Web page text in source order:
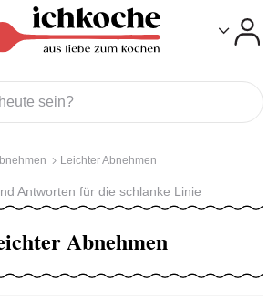
Leichter Abnehmen
Antworten für die schlanke Linie
Abnehmen